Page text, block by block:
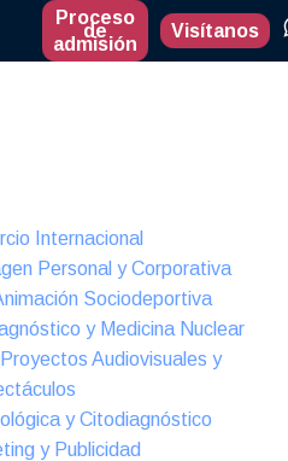
Proceso
de
admisión
Visítanos
Internacional
Personal y Corporativa
Sociodeportiva
y Medicina Nuclear
Audiovisuales y
y Citodiagnóstico
y Publicidad